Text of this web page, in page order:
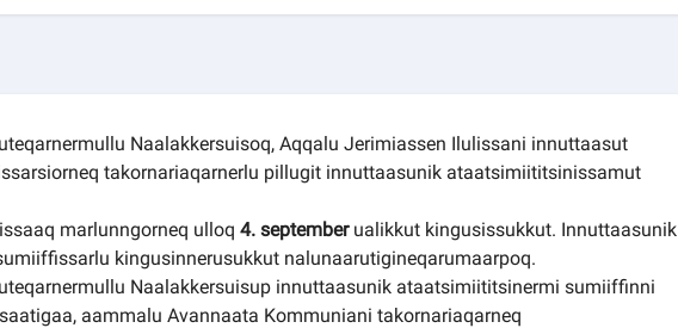
Naalakkersuisoq, Aqqalu Jerimiassen Ilulissani innuttaasut
takornariaqarnerlu pillugit innuttaasunik ataatsimiititsinissamut
marlunngorneq ulloq 4. septemberualikkut kingusissukkut. Innuttaasunik
kingusinnerusukkut nalunaarutigineqarumaarpoq.
Naalakkersuisup innuttaasunik ataatsimiititsinermi sumiiffinni
aammalu Avannaata Kommuniani takornariaqarneq